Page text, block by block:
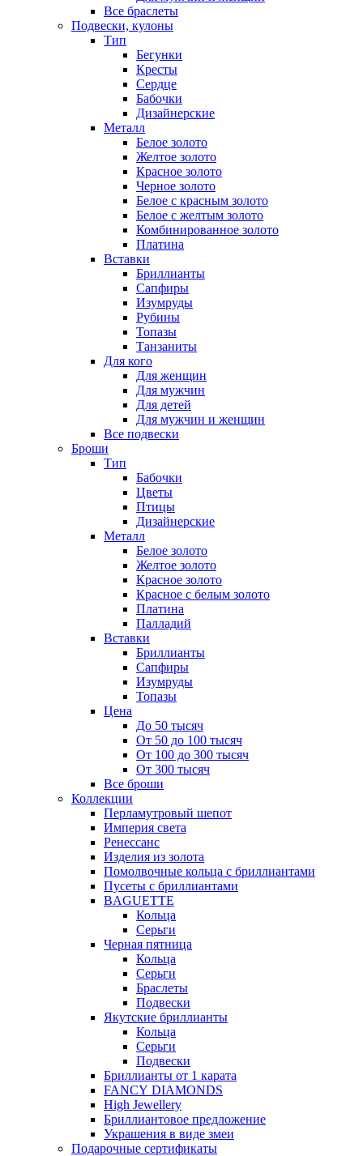
Все браслеты
Подвески, кулоны
Тип
Бегунки
Кресты
Сердце
Бабочки
Дизайнерские
Металл
Белое золото
Желтое золото
Красное золото
Черное золото
Белое с красным золото
Белое с желтым золото
Комбинированное золото
Платина
Вставки
Бриллианты
Сапфиры
Изумруды
Рубины
Топазы
Танзаниты
Для кого
Для женщин
Для мужчин
Для детей
Для мужчин и женщин
Все подвески
Броши
Тип
Бабочки
Цветы
Птицы
Дизайнерские
Металл
Белое золото
Желтое золото
Красное золото
Красное с белым золото
Платина
Палладий
Вставки
Бриллианты
Сапфиры
Изумруды
Топазы
Цена
До 50 тысяч
От 50 до 100 тысяч
От 100 до 300 тысяч
От 300 тысяч
Все броши
Коллекции
Перламутровый шепот
Империя света
Ренессанс
Изделия из золота
Помолвочные кольца с бриллиантами
Пусеты с бриллиантами
BAGUETTE
Кольца
Серьги
Черная пятница
Кольца
Серьги
Браслеты
Подвески
Якутские бриллианты
Кольца
Серьги
Подвески
Бриллианты от 1 карата
FANCY DIAMONDS
High Jewellery
Бриллиантовое предложение
Украшения в виде змеи
Подарочные сертификаты